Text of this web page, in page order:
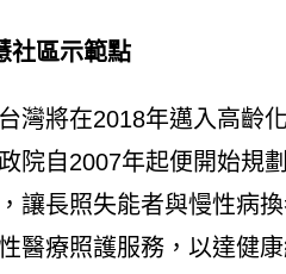
社區示範點
灣將在2018年邁入高齡
院自2007年起便開始規
讓長照失能者與慢性病
醫療照護服務，以達健康